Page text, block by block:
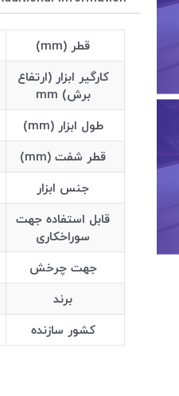
قطر (mm)
کارگیر ابزار (ارتفاع
برش) mm
طول ابزار (mm)
قطر شفت (mm)
جنس ابزار
قابل استفاده جهت
سوراخکاری
جهت چرخش
برند
کشور سازنده